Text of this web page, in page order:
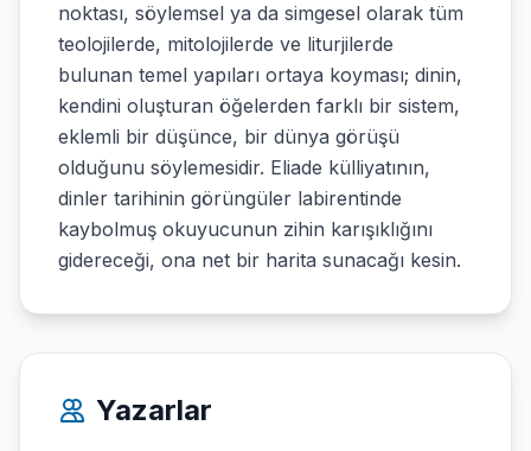
noktası, söylemsel ya da simgesel olarak tüm
teolojilerde, mitolojilerde ve liturjilerde
bulunan temel yapıları ortaya koyması; dinin,
kendini oluşturan öğelerden farklı bir sistem,
eklemli bir düşünce, bir dünya görüşü
olduğunu söylemesidir. Eliade külliyatının,
dinler tarihinin görüngüler labirentinde
kaybolmuş okuyucunun zihin karışıklığını
gidereceği, ona net bir harita sunacağı kesin.
Yazarlar